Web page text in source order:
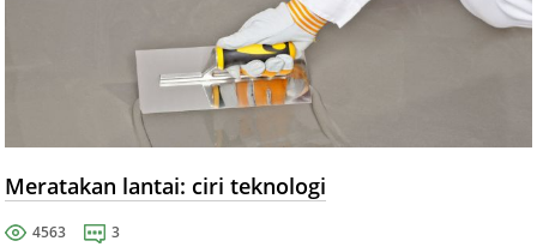
Meratakan lantai: ciri teknologi
4563 3